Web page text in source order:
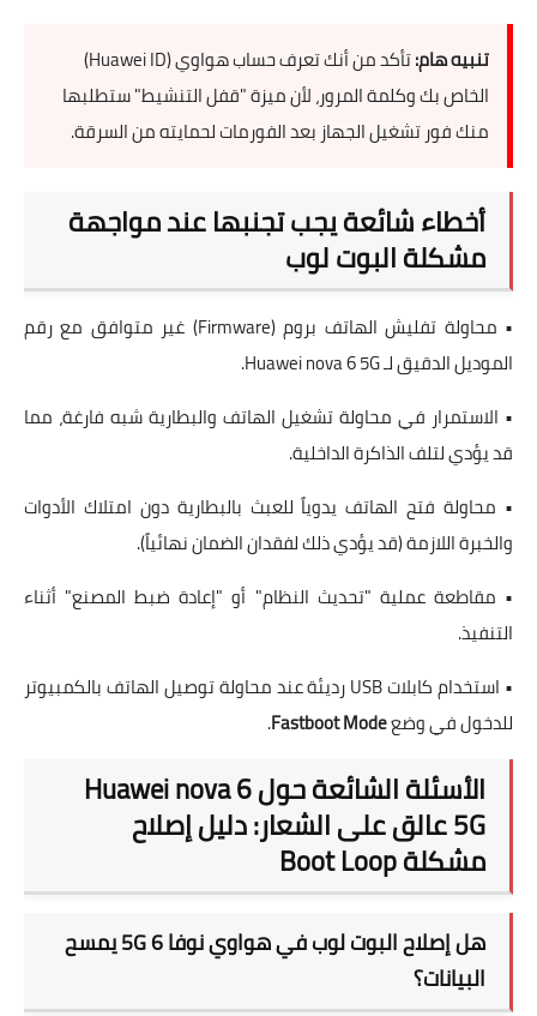
تنبيه هام:
تأكد من أنك تعرف حساب هواوي (Huawei ID)
الخاص بك وكلمة المرور، لأن ميزة "قفل التنشيط" ستطلبها
منك فور تشغيل الجهاز بعد الفورمات لحمايته من السرقة.
أخطاء شائعة يجب تجنبها عند مواجهة
مشكلة البوت لوب
• محاولة تفليش الهاتف بروم (Firmware) غير متوافق مع رقم
الموديل الدقيق لـ Huawei nova 6 5G.
• الاستمرار في محاولة تشغيل الهاتف والبطارية شبه فارغة، مما
قد يؤدي لتلف الذاكرة الداخلية.
• محاولة فتح الهاتف يدوياً للعبث بالبطارية دون امتلاك الأدوات
والخبرة اللازمة (قد يؤدي ذلك لفقدان الضمان نهائياً).
• مقاطعة عملية "تحديث النظام" أو "إعادة ضبط المصنع" أثناء
التنفيذ.
• استخدام كابلات USB رديئة عند محاولة توصيل الهاتف بالكمبيوتر
للدخول في وضعFastboot Mode
.
الأسئلة الشائعة حول Huawei nova 6
5G عالق على الشعار: دليل إصلاح
مشكلة Boot Loop
هل إصلاح البوت لوب في هواوي نوفا 6 5G يمسح
البيانات؟